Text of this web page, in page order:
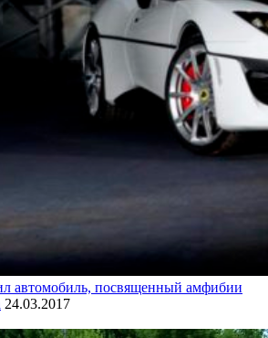
автомобиль, посвященный амфибии
24.03.2017